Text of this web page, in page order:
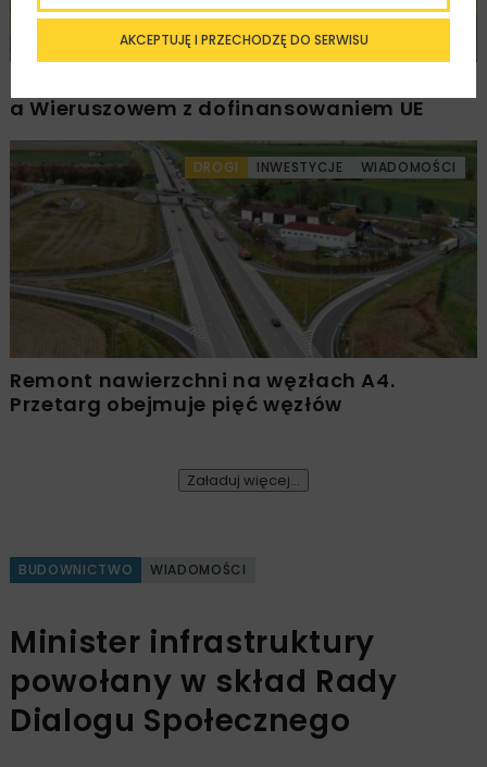
a Wieruszowem z dofinansowaniem UE
DROGI INWESTYCJE WIADOMOŚCI
Remont nawierzchni na węzłach A4.
Przetarg obejmuje pięć węzłów
Załaduj więcej...
BUDOWNICTWO WIADOMOŚCI
Minister infrastruktury
powołany w skład Rady
Dialogu Społecznego
AKCEPTUJĘ I PRZECHODZĘ DO SERWISU